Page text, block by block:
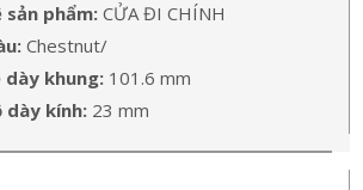
sản phẩm: CỬA ĐI CHÍNH
Chestnut/
dày khung:101.6 mm
dày kính:23 mm